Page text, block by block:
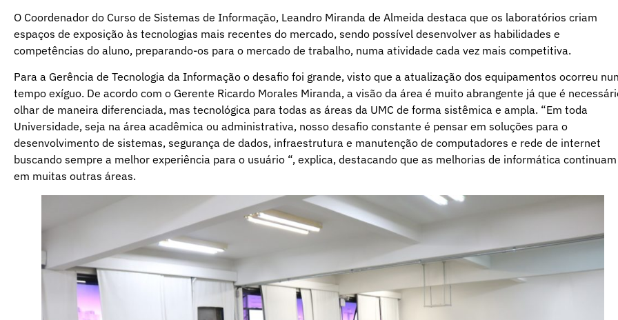
O Coordenador do Curso de Sistemas de Informação, Leandro Miranda de Almeida destaca que os laboratórios criam
espaços de exposição às tecnologias mais recentes do mercado, sendo possível desenvolver as habilidades e
competências do aluno, preparando-os para o mercado de trabalho, numa atividade cada vez mais competitiva.
Para a Gerência de Tecnologia da Informação o desafio foi grande, visto que a atualização dos equipamentos ocorreu
tempo exíguo. De acordo com o Gerente Ricardo Morales Miranda, a visão da área é muito abrangente já que é
olhar de maneira diferenciada, mas tecnológica para todas as áreas da UMC de forma sistêmica e ampla. “Em toda
Universidade, seja na área acadêmica ou administrativa, nosso desafio constante é pensar em soluções para o
desenvolvimento de sistemas, segurança de dados, infraestrutura e manutenção de computadores e rede de internet
buscando sempre a melhor experiência para o usuário “, explica, destacando que as melhorias de informática continuam
em muitas outras áreas.